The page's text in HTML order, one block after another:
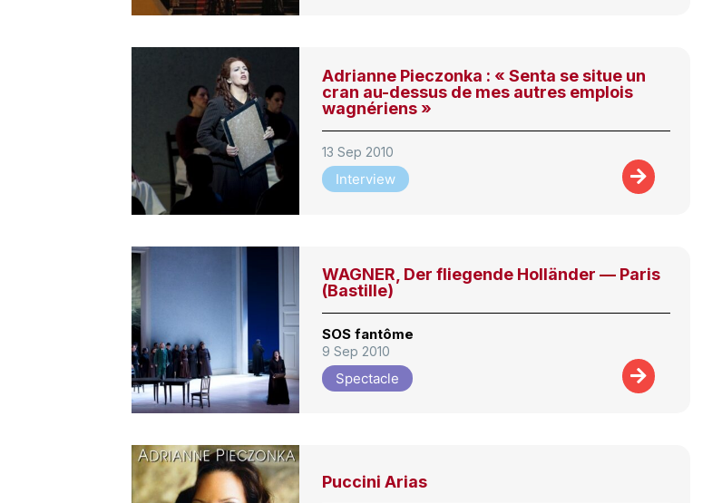
Adrianne Pieczonka : « Senta se situe un
cran au-dessus de mes autres emplois
wagnériens »
13 Sep 2010
Interview
WAGNER, Der fliegende Holländer — Paris
(Bastille)
SOS fantôme
9 Sep 2010
Spectacle
Puccini Arias